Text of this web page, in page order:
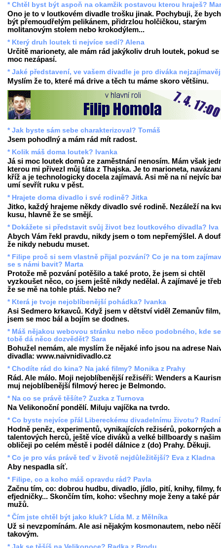
* Chtěl byst být aspoň na okamžik postavou kterou hraješ?
Ono je to v loutkovém divadle trošku jinak. Pochybuji, že
být přemoudřelým pelikánem, přidrzlou holčičkou, starým
molitanovým stolem nebo krokodýlem...
* Který druh loutek ti nejvíce sedí? Alena
Určitě marionety, ale mám rád jakýkoliv druh loutek, pokud se
moc nezápasí.
* Jaké představení, ve vašem divadle je pro diváka
Myslím že to, které má drive a těch tu máme skoro většinu.
* Jak byste sám sebe charakterizoval? Tomáš
Jsem pohodlný a mám rád mít radost.
* Kolik máš doma loutek? Ivanka
Já si moc loutek domů ze zaměstnání nenosím. Mám však
kterou mi přivezl můj táta z Thajska. Je to marioneta,
kříž a je technologicky docela zajímavá. Asi mě na ní nejvíc
umí sevřít ruku v pěst.
* Hrajete doma divadlo i své rodině? Jitka
Jitko, každý hrajeme někdy divadlo své rodině. Nezáleží na
kusu, hlavně že se smějí.
* Dokážete si představit svůj život bez loutkového divadla? Iva
Abych Vám řekl pravdu, nikdy jsem o tom nepřemýšlel. A
že nikdy nebudu muset.
* Filipe proč si sem vlastně přijal pozvání? Co je na tom
se s námi bavit? Marta
Protože mě pozvání potěšilo a také proto, že jsem si chtěl
vyzkoušet něco, co jsem ještě nikdy nedělal. A zajímavé je
že se mě na tohle ptáš. Nebo ne?
* Která je tvoje nejoblíbenější pohádka? Ivanka
Asi Sedmero krkavců. Když jsem v dětství viděl Zemanův
jsem se moc bál a bojím se dodnes.
* Máš nějakou webovou stránku nebo něco podobného, kde
tobě dá něco dozvědět? Sara
Bohužel nemám, ale myslím že nějaké info jsou na adrese
divadla: www.naivnidivadlo.cz
* Chodíte rád do kina? Na jaké filmy? Monika z Prahy
Rád. Ale málo. Moji nejoblíbenější režiséři: Wenders a
muj nejoblíbenější filmový herec je Belmondo.
* Na co se právě těšíte? Zuzka z Turnova
Na Velikonoční pondělí. Miluju vajíčka na tvrdo.
* Co byste nejvíce přál Libereckému divadelnímu životu? Radní
Hodně peněz, experimentů, vynikajících režisérů, pokorných a
talentových herců, ještě více diváků a velké billboardy s
obličeji po celém městě i podél dálnice z (do) Prahy. Děkuji.
* Co je pro vás právě teď v životě nejdůležitější? Eva z Kladna
Aby nespadla síť.
* Filipe, co a koho máš opravdu rád? Pavla
Začnu tím, co: dobrou hudbu, divadlo, jídlo, pití, knihy, filmy,
efjedničky... Skončím tím, koho: všechny moje ženy a také pár
mužů.
* Čím jste chtěl být jako kluk? Lída M. z Mělníka
Už si nevzpomínám. Ale asi nějakým kosmonautem, nebo
takovým.